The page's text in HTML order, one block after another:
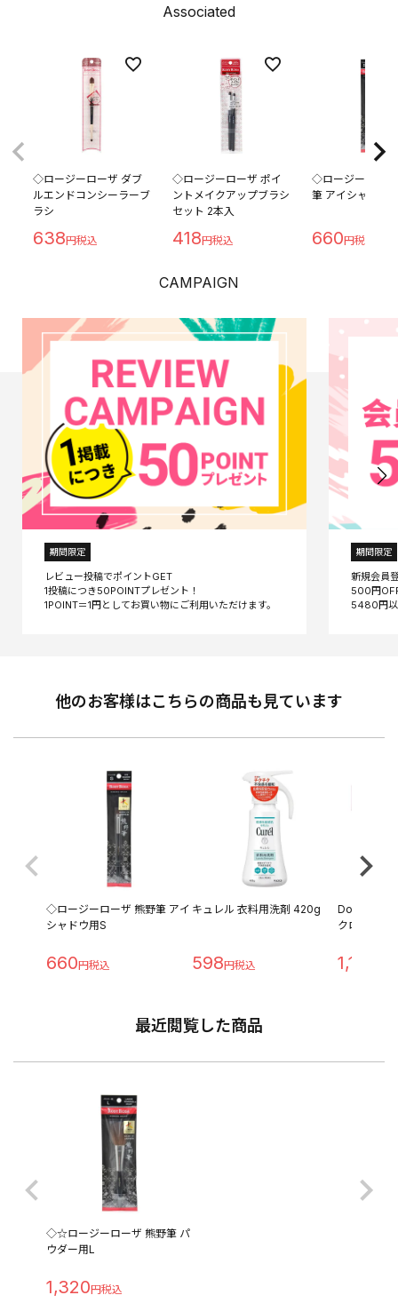
Associated
◇ロージーローザ ダブ
ルエンドコンシーラーブ
ラシ
638
◇ロージーローザ ポイ
ントメイクアップブラシ
セット 2本入
418
◇ロージーロー
筆 アイシャドウ
660
CAMPAIGN
期間限定
レビュー投稿でポイントGET
1投稿につき50POINTプレゼント！
期間限定
新規会員
500円
他のお客様はこちらの商品も見ています
◇ロージーローザ 熊野筆 アイ
シャドウ用S
660
キュレル 衣料用洗剤 420g
598
Dove クリ
クロ&シア
1,180
最近閲覧した商品
◇☆ロージーローザ 熊野筆 パ
ウダー用L
1,320